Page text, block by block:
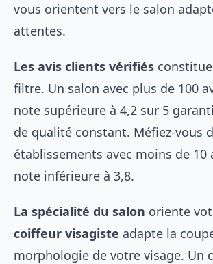
vous orientent vers le salon
attentes.
Les avis clients vérifiés
filtre. Un salon avec plus de 100
note supérieure à 4,2 sur 5
de qualité constant. Méfiez-vous
établissements avec moins de 10
note inférieure à 3,8.
La spécialité du salon oriente
coiffeur visagiste adapte la
morphologie de votre visage. Un